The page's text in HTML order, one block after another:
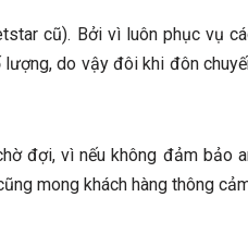
cũ). Bởi vì luôn phục vụ
do vậy đôi khi đôn
đợi, vì nếu không đảm bảo
mong khách hàng thông